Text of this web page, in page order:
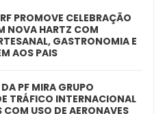
PROMOVE CELEBRAÇÃO
NOVA HARTZ COM
GASTRONOMIA E
AOS PAIS
PF MIRA GRUPO
TRÁFICO INTERNACIONAL
COM USO DE AERONAVES